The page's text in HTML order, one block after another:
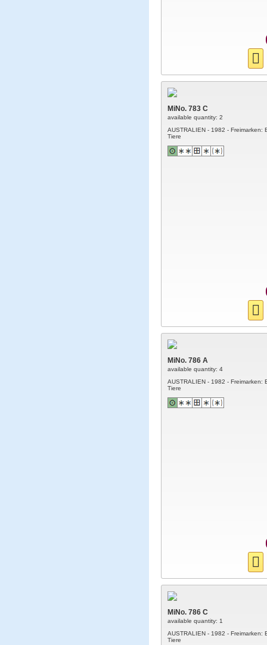
MiNo. 783 C
available quantity: 2
AUSTRALIEN - 1982 - Freimarken:
Tiere
MiNo. 786 A
available quantity: 4
AUSTRALIEN - 1982 - Freimarken:
Tiere
MiNo. 786 C
available quantity: 1
AUSTRALIEN - 1982 - Freimarken:
Tiere